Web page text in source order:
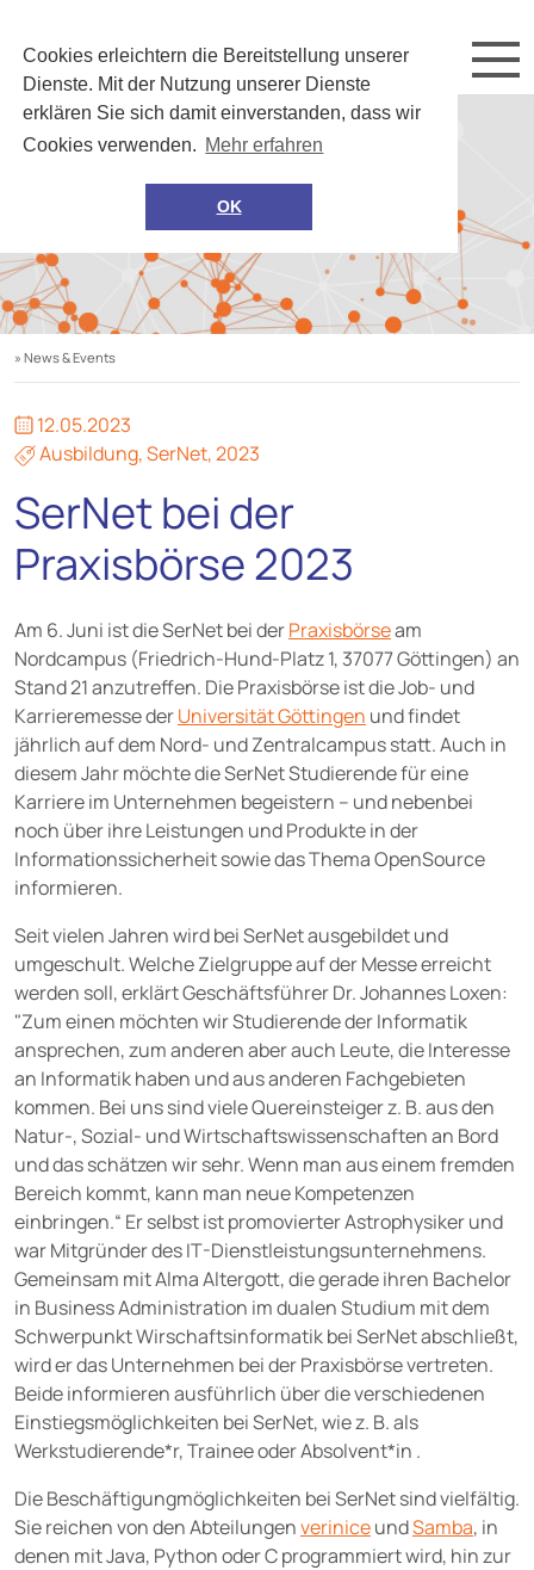
Cookies erleichtern die Bereitstellung unserer
Dienste. Mit der Nutzung unserer Dienste
erklären Sie sich damit einverstanden, dass wir
Cookies verwenden. Mehr erfahren
OK
» News & Events
12.05.2023
Ausbildung,SerNet,2023
SerNet bei der
Praxisbörse 2023
Am 6. Juni ist die SerNet bei derPraxisbörseam
Nordcampus (Friedrich-Hund-Platz 1, 37077 Göttingen) an
Stand 21 anzutreffen. Die Praxisbörse ist die Job- und
Karrieremesse derUniversität Göttingen und findet
jährlich auf dem Nord- und Zentralcampus statt. Auch in
diesem Jahr möchte die SerNet Studierende für eine
Karriere im Unternehmen begeistern – und nebenbei
noch über ihre Leistungen und Produkte in der
Informationssicherheit sowie das Thema OpenSource
informieren.
Seit vielen Jahren wird bei SerNet ausgebildet und
umgeschult. Welche Zielgruppe auf der Messe erreicht
werden soll, erklärt Geschäftsführer Dr. Johannes Loxen:
"Zum einen möchten wir Studierende der Informatik
ansprechen, zum anderen aber auch Leute, die Interesse
an Informatik haben und aus anderen Fachgebieten
kommen. Bei uns sind viele Quereinsteiger z. B. aus den
Natur-, Sozial- und Wirtschaftswissenschaften an Bord
und das schätzen wir sehr. Wenn man aus einem fremden
Bereich kommt, kann man neue Kompetenzen
einbringen.“ Er selbst ist promovierter Astrophysiker und
war Mitgründer des IT-Dienstleistungsunternehmens.
Gemeinsam mit Alma Altergott, die gerade ihren Bachelor
in Business Administration im dualen Studium mit dem
Schwerpunkt Wirschaftsinformatik bei SerNet abschließt,
wird er das Unternehmen bei der Praxisbörse vertreten.
Beide informieren ausführlich über die verschiedenen
Einstiegsmöglichkeiten bei SerNet, wie z. B. als
Werkstudierende*r, Trainee oder Absolvent*in .
Die Beschäftigungmöglichkeiten bei SerNet sind vielfältig.
Sie reichen von den AbteilungenveriniceundSamba, in
denen mit Java, Python oder C programmiert wird, hin zur